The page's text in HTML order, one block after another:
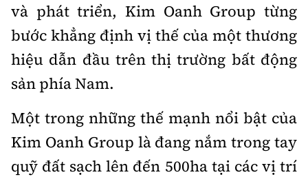
và phát triển, Kim Oanh Group từng
bước khẳng định vị thế của một thương
hiệu dẫn đầu trên thị trường bất động
sản phía Nam.
Một trong những thế mạnh nổi bật của
Kim Oanh Group là đang nắm trong tay
quỹ đất sạch lên đến 500ha tại các vị trí